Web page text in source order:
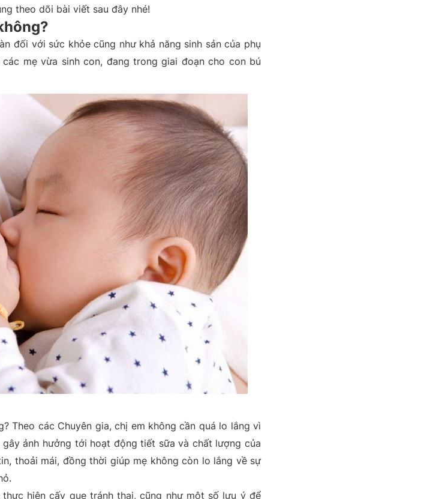
theo dõi bài viết sau đây nhé!
đối với sức khỏe cũng như khả năng sinh sản của phụ
mẹ vừa sinh con, đang trong giai đoạn cho con bú
Theo các Chuyên gia, chị em không cần quá lo lắng vì
ảnh hưởng tới hoạt động tiết sữa và chất lượng của
thoải mái, đồng thời giúp mẹ không còn lo lắng về sự
hiện cấy que tránh thai, cũng như một số lưu ý để